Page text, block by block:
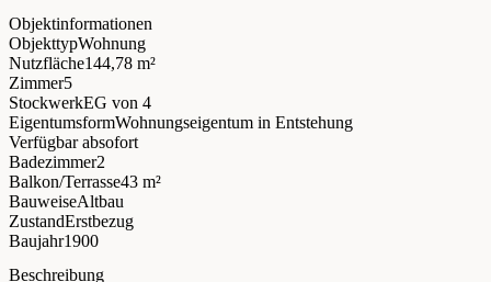
Objektinformationen
ObjekttypWohnung
Nutzfläche144,78 m²
Zimmer5
StockwerkEG von 4
EigentumsformWohnungseigentum in Entstehung
Verfügbar absofort
Badezimmer2
Balkon/Terrasse43 m²
BauweiseAltbau
ZustandErstbezug
Baujahr1900
Beschreibung